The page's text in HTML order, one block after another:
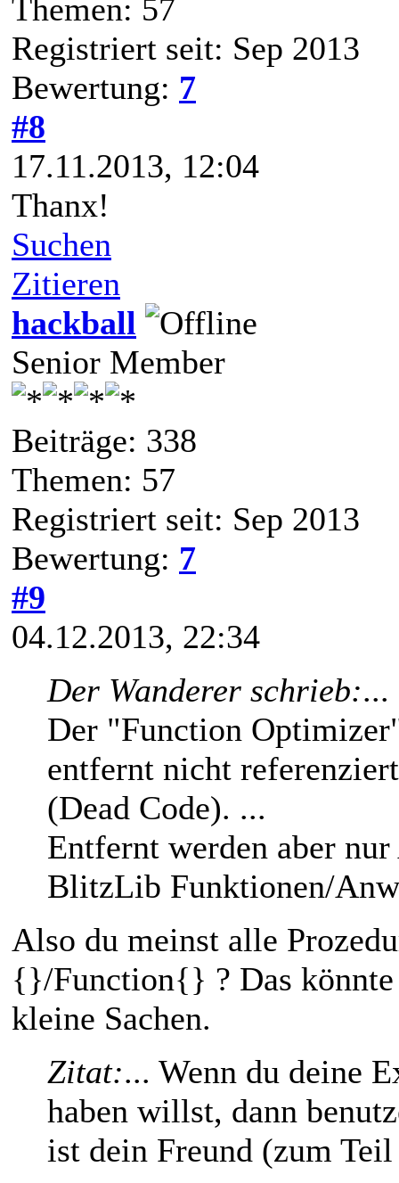
Themen: 57
Registriert seit: Sep 2013
Bewertung: 7
#8
17.11.2013, 12:04
Thanx!
Suchen
Zitieren
hackball
Senior Member
Beiträge: 338
Themen: 57
Registriert seit: Sep 2013
Bewertung: 7
#9
04.12.2013, 22:34
Der Wanderer schrieb:...
Der "Function
entfernt nicht
(Dead Code). ...
Entfernt werden aber
BlitzLib Funktionen/
Also du meinst alle
{}/Function{} ? Das
kleine Sachen.
Zitat:... Wenn du deine
haben willst, dann
ist dein Freund (zum